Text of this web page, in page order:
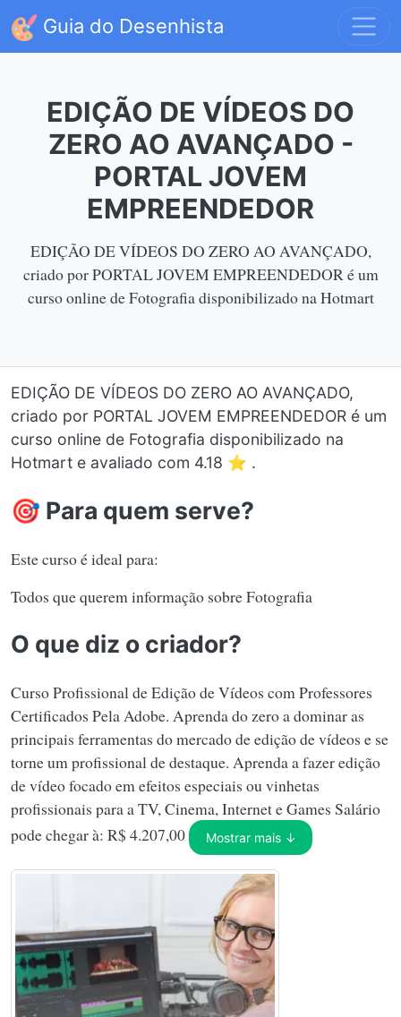
Guia do Desenhista
EDIÇÃO DE VÍDEOS DO
ZERO AO AVANÇADO -
PORTAL JOVEM
EMPREENDEDOR
EDIÇÃO DE VÍDEOS DO ZERO AO AVANÇADO,
criado por PORTAL JOVEM EMPREENDEDOR é um
curso online de Fotografia disponibilizado na Hotmart
EDIÇÃO DE VÍDEOS DO ZERO AO AVANÇADO,
criado por PORTAL JOVEM EMPREENDEDOR é um
curso online de Fotografia disponibilizado na
Hotmart e avaliado com 4.18 ⭐ .
🎯 Para quem serve?
Este curso é ideal para:
Todos que querem informação sobre Fotografia
O que diz o criador?
Curso Profissional de Edição de Vídeos com Professores
Certificados Pela Adobe. Aprenda do zero a dominar as
principais ferramentas do mercado de edição de vídeos e se
torne um profissional de destaque. Aprenda a fazer edição
de vídeo focado em efeitos especiais ou vinhetas
profissionais para a TV, Cinema, Internet e Games Salário
pode chegar à: R$ 4.207,00
Mostrar mais ↓